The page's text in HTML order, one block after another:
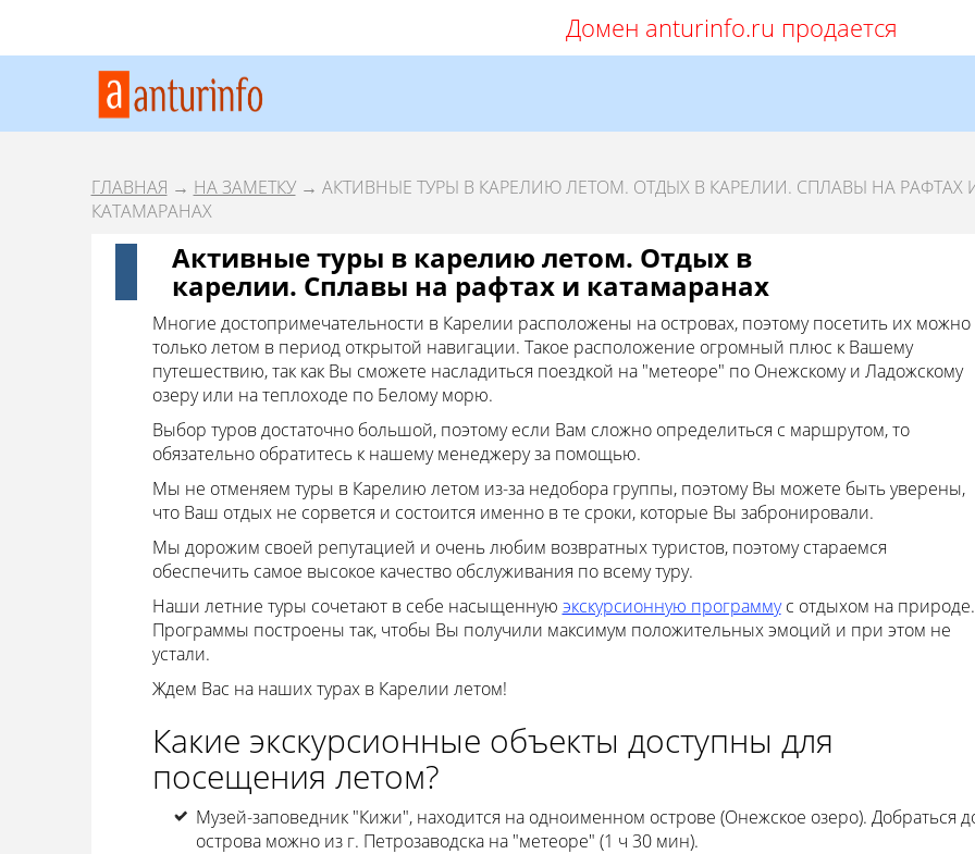
Домен anturinfo.ru продается
ГЛАВНАЯ → НА ЗАМЕТКУ → АКТИВНЫЕ ТУРЫ В КАРЕЛИЮ ЛЕТОМ. ОТДЫХ В КАРЕЛИИ. СПЛАВЫ НА РАФТАХ
КАТАМАРАНАХ
Активные туры в карелию летом. Отдых в
карелии. Сплавы на рафтах и катамаранах
Многие достопримечательности в Карелии расположены на островах, поэтому посетить их можно
только летом в период открытой навигации. Такое расположение огромный плюс к Вашему
путешествию, так как Вы сможете насладиться поездкой на "метеоре" по Онежскому и Ладожскому
озеру или на теплоходе по Белому морю.
Выбор туров достаточно большой, поэтому если Вам сложно определиться с маршрутом, то
обязательно обратитесь к нашему менеджеру за помощью.
Мы не отменяем туры в Карелию летом из-за недобора группы, поэтому Вы можете быть уверены,
что Ваш отдых не сорвется и состоится именно в те сроки, которые Вы забронировали.
Мы дорожим своей репутацией и очень любим возвратных туристов, поэтому стараемся
обеспечить самое высокое качество обслуживания по всему туру.
Наши летние туры сочетают в себе насыщенную экскурсионную программус отдыхом на природе.
Программы построены так, чтобы Вы получили максимум положительных эмоций и при этом не
устали.
Ждем Вас на наших турах в Карелии летом!
Какие экскурсионные объекты доступны для
посещения летом?
Музей-заповедник "Кижи", находится на одноименном острове (Онежское озеро). Добраться
острова можно из г. Петрозаводска на "метеоре" (1 ч 30 мин).